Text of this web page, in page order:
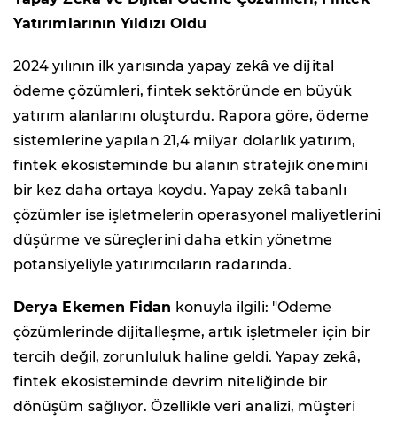
Yatırımlarının Yıldızı Oldu
2024 yılının ilk yarısında yapay zekâ ve dijital
ödeme çözümleri, fintek sektöründe en büyük
yatırım alanlarını oluşturdu. Rapora göre, ödeme
sistemlerine yapılan 21,4 milyar dolarlık yatırım,
fintek ekosisteminde bu alanın stratejik önemini
bir kez daha ortaya koydu. Yapay zekâ tabanlı
çözümler ise işletmelerin operasyonel maliyetlerini
düşürme ve süreçlerini daha etkin yönetme
potansiyeliyle yatırımcıların radarında.
Derya Ekemen Fidan konuyla ilgili: "Ödeme
çözümlerinde dijitalleşme, artık işletmeler için bir
tercih değil, zorunluluk haline geldi. Yapay zekâ,
fintek ekosisteminde devrim niteliğinde bir
dönüşüm sağlıyor. Özellikle veri analizi, müşteri